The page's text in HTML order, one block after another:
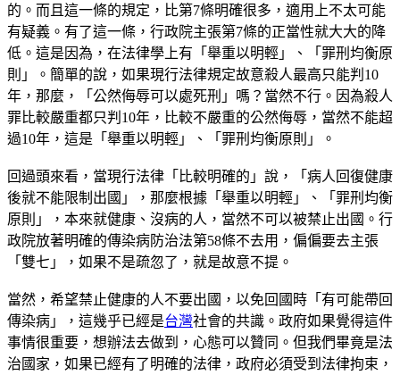
的。而且這一條的規定，比第7條明確很多，適用上不太可能
有疑義。有了這一條，行政院主張第7條的正當性就大大的降
低。這是因為，在法律學上有「舉重以明輕」、「罪刑均衡原
則」。簡單的說，如果現行法律規定故意殺人最高只能判10
年，那麼，「公然侮辱可以處死刑」嗎？當然不行。因為殺人
罪比較嚴重都只判10年，比較不嚴重的公然侮辱，當然不能超
過10年，這是「舉重以明輕」、「罪刑均衡原則」。
回過頭來看，當現行法律「比較明確的」說，「病人回復健康
後就不能限制出國」，那麼根據「舉重以明輕」、「罪刑均衡
原則」，本來就健康、沒病的人，當然不可以被禁止出國。行
政院放著明確的傳染病防治法第58條不去用，偏偏要去主張
「雙七」，如果不是疏忽了，就是故意不提。
當然，希望禁止健康的人不要出國，以免回國時「有可能帶回
傳染病」，這幾乎已經是台灣社會的共識。政府如果覺得這件
事情很重要，想辦法去做到，心態可以贊同。但我們畢竟是法
治國家，如果已經有了明確的法律，政府必須受到法律拘束，